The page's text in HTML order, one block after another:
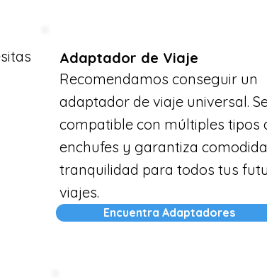
Adaptador de Viaje
Recomendamos conseguir un
adaptador de viaje universal.
compatible con múltiples tipos
enchufes y garantiza
tranquilidad para todos tus
viajes.
Encuentra Adaptadores